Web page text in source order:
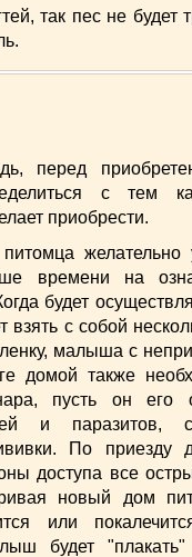
так пес не будет
перед
с тем
приобрести.
желательно
времени на
будет
взять с собой
малыша с
домой также
пусть он его
и паразитов,
По приезду
доступа все
новый дом
или
будет